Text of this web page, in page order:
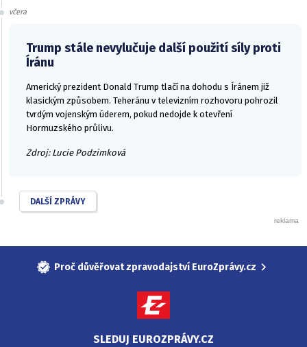
včera
Trump stále nevylučuje další použití síly proti
Íránu
Americký prezident Donald Trump tlačí na dohodu s Íránem již
klasickým způsobem. Teheránu v televizním rozhovoru pohrozil
tvrdým vojenským úderem, pokud nedojde k otevření
Hormuzského průlivu.
Zdroj: Lucie Podzimková
DALŠÍ ZPRÁVY
Proč důvěřovat zpravodajství EuroZprávy.cz
SLEDUJ EUROZPRÁVY.CZ